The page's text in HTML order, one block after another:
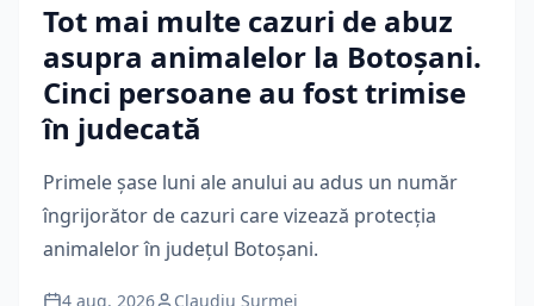
Tot mai multe cazuri de abuz
asupra animalelor la Botoșani.
Cinci persoane au fost trimise
în judecată
Primele șase luni ale anului au adus un număr
îngrijorător de cazuri care vizează protecția
animalelor în județul Botoșani.
4 aug. 2026 Claudiu Surmei